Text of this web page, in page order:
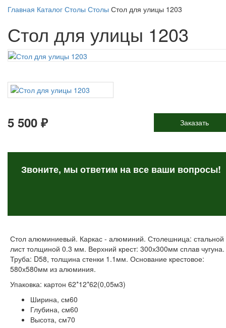
Главная Каталог Столы Столы Стол для улицы 1203
Стол для улицы 1203
5 500 ₽ Заказать
Звоните, мы ответим на все ваши вопросы!
Стол алюминиевый. Каркас - алюминий. Столешница: стальной
лист толщиной 0.3 мм. Верхний крест: 300х300мм сплав чугуна.
Труба: D58, толщина стенки 1.1мм. Основание крестовое:
580х580мм из алюминия.
Упаковка: картон 62*12*62(0,05м3)
Ширина, см60
Глубина, см60
Высота, см70